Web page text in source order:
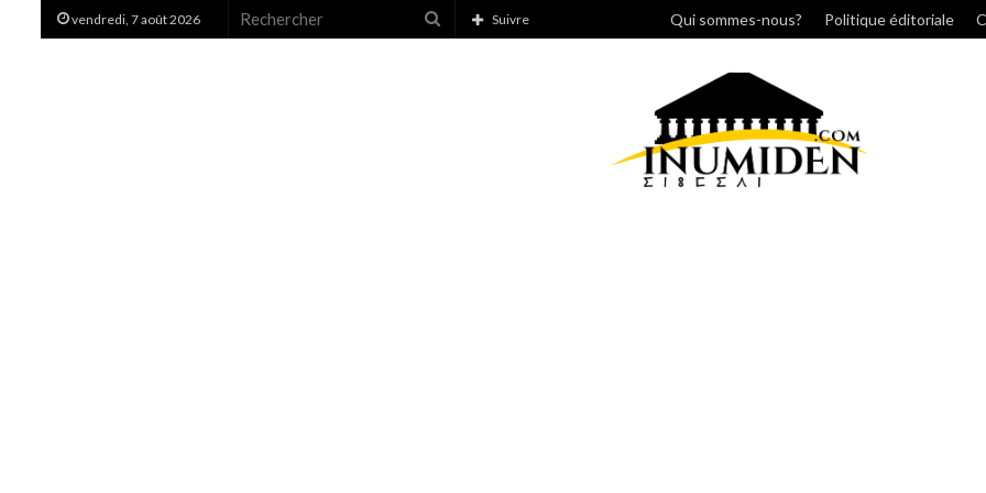
vendredi, 7 août 2026 Rechercher
Suivre Qui sommes-nous? Politique éditoriale